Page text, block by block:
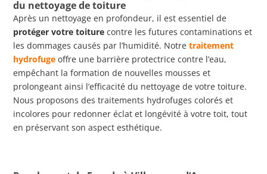
du nettoyage de toiture
Après un nettoyage en profondeur, il est essentiel de
protéger votre toiture contre les futures contaminations et
les dommages causés par l’humidité. Notretraitement
hydrofuge offre une barrière protectrice contre l’eau,
empêchant la formation de nouvelles mousses et
prolongeant ainsi l’efficacité du nettoyage de votre toiture.
Nous proposons des traitements hydrofuges colorés et
incolores pour redonner éclat et longévité à votre toit, tout
en préservant son aspect esthétique.